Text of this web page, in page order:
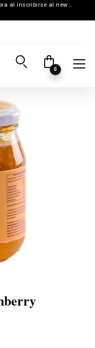
15% de descuento en la primera compra al inscribirse al newsletter
0